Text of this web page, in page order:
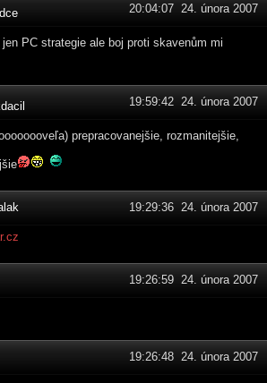
20:04:07 24. února 2007
PC strategie ale boj proti skavenům mi
19:59:42 24. února 2007
prepracovanejšie, rozmanitejšie,
19:29:36 24. února 2007
19:26:59 24. února 2007
19:26:48 24. února 2007